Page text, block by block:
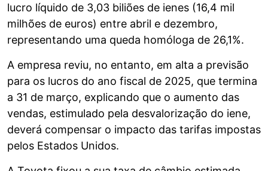
lucro líquido de 3,03 biliões de ienes (16,4 mil
milhões de euros) entre abril e dezembro,
representando uma queda homóloga de 26,1%.
A empresa reviu, no entanto, em alta a previsão
para os lucros do ano fiscal de 2025, que termina
a 31 de março, explicando que o aumento das
vendas, estimulado pela desvalorização do iene,
deverá compensar o impacto das tarifas impostas
pelos Estados Unidos.